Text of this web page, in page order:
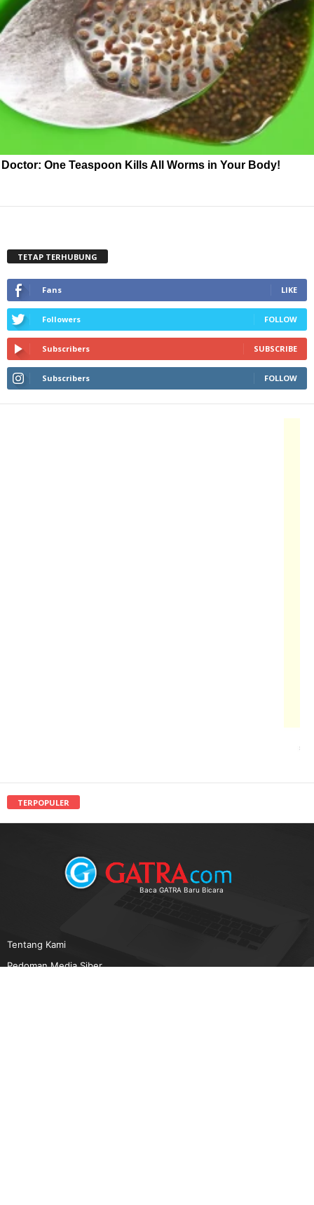
Doctor: One Teaspoon Kills All Worms in Your Body!
TETAP TERHUBUNG
Fans LIKE
Followers FOLLOW
Subscribers SUBSCRIBE
Subscribers FOLLOW
TERPOPULER
Baca GATRA Baru Bicara
Tentang Kami
Pedoman Media Siber